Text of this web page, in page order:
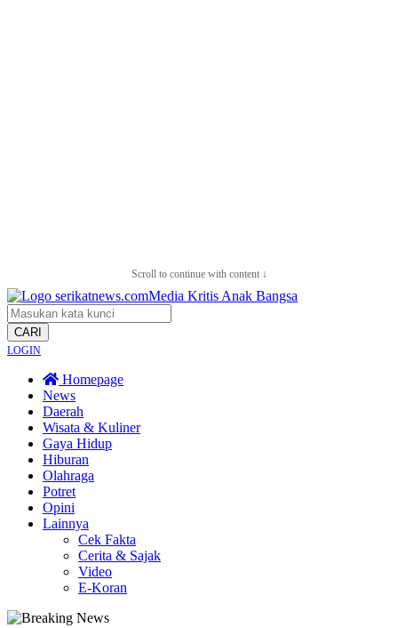
Scroll to continue with content ↓
CARI
LOGIN
Homepage
News
Daerah
Wisata & Kuliner
Gaya Hidup
Hiburan
Olahraga
Potret
Opini
Lainnya
Cek Fakta
Cerita & Sajak
Video
E-Koran